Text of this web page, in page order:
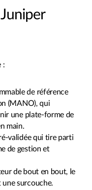
:
de référence
(MANO), qui
une plate-forme de
main.
validée qui tire parti
de gestion et
de bout en bout, le
une surcouche.